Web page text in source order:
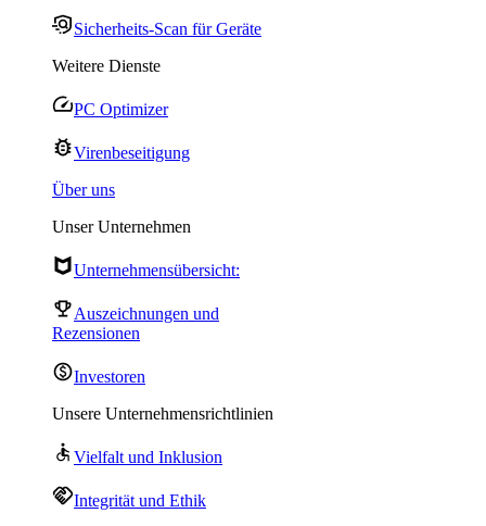
Sicherheits-Scan für Geräte
Weitere Dienste
PC Optimizer
Virenbeseitigung
Über uns
Unser Unternehmen
Unternehmensübersicht:
Auszeichnungen und
Rezensionen
Investoren
Unsere Unternehmensrichtlinien
Vielfalt und Inklusion
Integrität und Ethik